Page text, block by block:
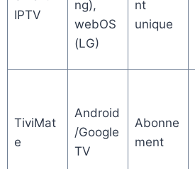
IPTV
ng),
webOS
(LG)
nt
unique
TiviMat
e
Android
/Google
TV
Abonne
ment